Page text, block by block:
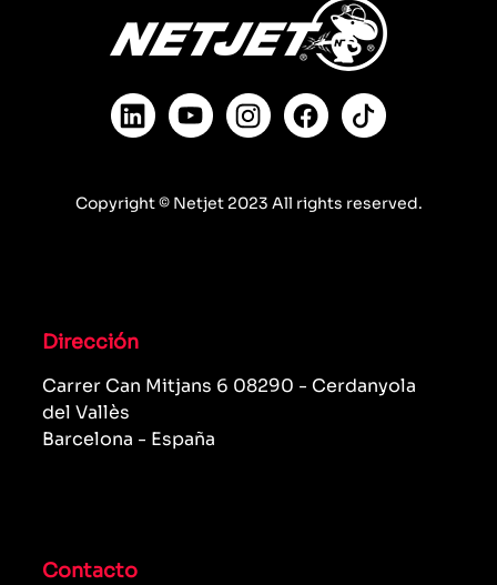
Copyright © Netjet 2023 All rights reserved.
Dirección
Carrer Can Mitjans 6 08290 - Cerdanyola
del Vallès
Barcelona - España
Contacto